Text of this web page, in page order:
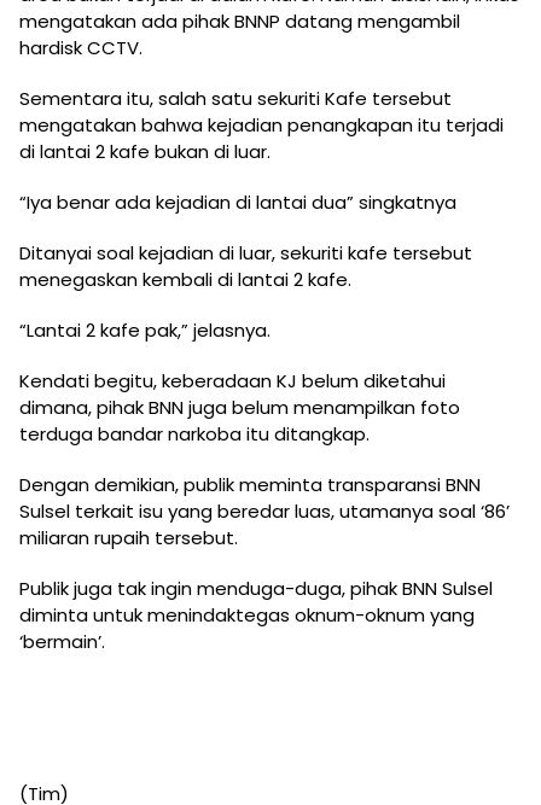
mengatakan ada pihak BNNP datang mengambil
hardisk CCTV.
Sementara itu, salah satu sekuriti Kafe tersebut
mengatakan bahwa kejadian penangkapan itu terjadi
di lantai 2 kafe bukan di luar.
“Iya benar ada kejadian di lantai dua” singkatnya
Ditanyai soal kejadian di luar, sekuriti kafe tersebut
menegaskan kembali di lantai 2 kafe.
“Lantai 2 kafe pak,” jelasnya.
Kendati begitu, keberadaan KJ belum diketahui
dimana, pihak BNN juga belum menampilkan foto
terduga bandar narkoba itu ditangkap.
Dengan demikian, publik meminta transparansi BNN
Sulsel terkait isu yang beredar luas, utamanya soal ‘86’
miliaran rupaih tersebut.
Publik juga tak ingin menduga-duga, pihak BNN Sulsel
diminta untuk menindaktegas oknum-oknum yang
‘bermain’.
(Tim)